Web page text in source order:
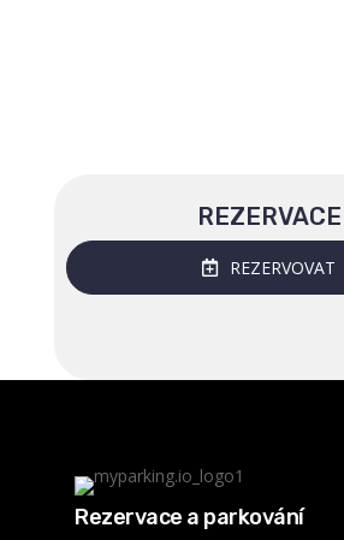
REZERVACE
REZERVOVAT
Rezervace a parkování